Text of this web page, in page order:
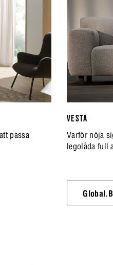
passa
VESTA
Varför nöja
legolåda full